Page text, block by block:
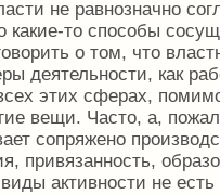
не равнозначно
какие-то способы
о том, что
деятельности, как
этих сферах,
вещи. Часто, а,
сопряжено
привязанность,
активности не